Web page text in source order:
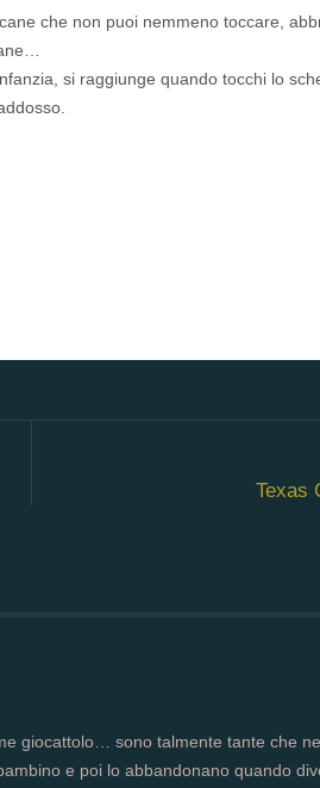
che non puoi nemmeno toccare,
si raggiunge quando tocchi lo
Texas
giocattolo… sono talmente tante che
e poi lo abbandonano quando